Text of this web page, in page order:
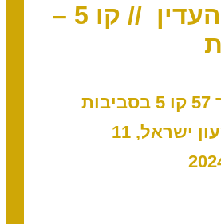
שער 57 העדין // קו 5 –
נכנסנו לשער 57 קו 5 בסביבות
22:25 לפי שעון ישראל, 11